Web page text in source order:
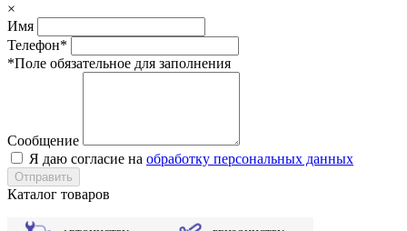
×
Имя
Телефон*
*Поле обязательное для заполнения
Сообщение
Я даю согласие на обработку персональных данных
Каталог товаров